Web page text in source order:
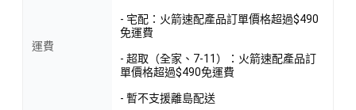
運費
- 宅配：火箭速配產品訂單價格超過$490
免運費
- 超取（全家、7-11）：火箭速配產品訂
單價格超過$490免運費
- 暫不支援離島配送